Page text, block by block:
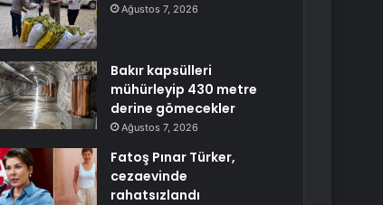
Ağustos 7, 2026
Bakır kapsülleri
mühürleyip 430 metre
derine gömecekler
Ağustos 7, 2026
Fatoş Pınar Türker,
cezaevinde
rahatsızlandı